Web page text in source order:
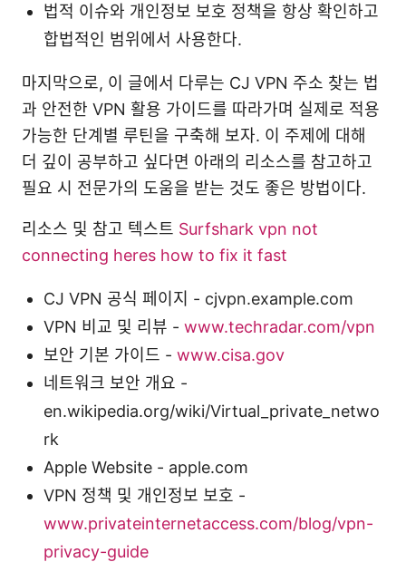
법적 이슈와 개인정보 보호 정책을 항상 확인하고
합법적인 범위에서 사용한다.
마지막으로, 이 글에서 다루는 CJ VPN 주소 찾는 법
과 안전한 VPN 활용 가이드를 따라가며 실제로 적용
가능한 단계별 루틴을 구축해 보자. 이 주제에 대해
더 깊이 공부하고 싶다면 아래의 리소스를 참고하고
필요 시 전문가의 도움을 받는 것도 좋은 방법이다.
리소스 및 참고 텍스트 Surfshark vpn not
connecting heres how to fix it fast
CJ VPN 공식 페이지 - cjvpn.example.com
VPN 비교 및 리뷰 - www.techradar.com/vpn
보안 기본 가이드 - www.cisa.gov
네트워크 보안 개요 -
en.wikipedia.org/wiki/Virtual_private_netwo
rk
Apple Website - apple.com
VPN 정책 및 개인정보 보호 -
www.privateinternetaccess.com/blog/vpn-
privacy-guide